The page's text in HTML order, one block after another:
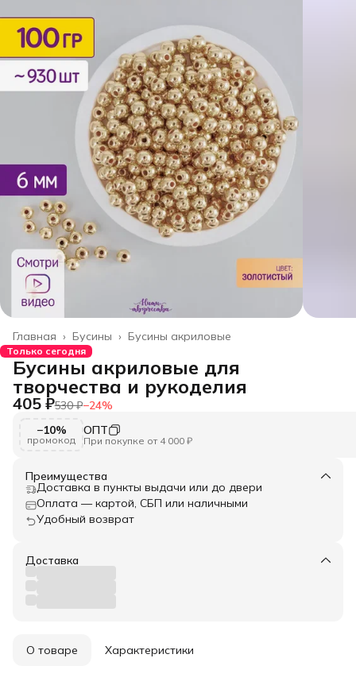
Бусины акриловые
Бусины ›
Главная ›
Только сегодня
Бусины акриловые для
творчества и рукоделия
405 ₽530 ₽−24%
−10%
промокод
ОПТ
При покупке от 4 000 ₽
Преимущества
Доставка в пункты выдачи или до двери
Оплата — картой, СБП или наличными
Удобный возврат
Доставка
О товаре Характеристики